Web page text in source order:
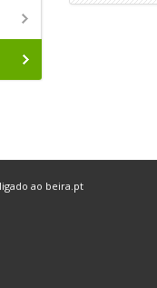
ligado ao beira.pt